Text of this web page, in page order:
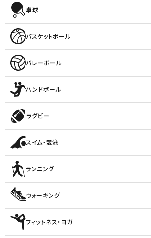
卓球
バスケットボール
バレーボール
ハンドボール
ラグビー
スイム・競泳
ランニング
ウォーキング
フィットネス・ヨガ